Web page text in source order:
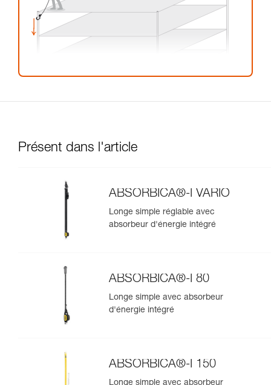
Présent dans l'article
ABSORBICA®-I VARIO
Longe simple réglable avec
absorbeur d'énergie intégré
ABSORBICA®-I 80
Longe simple avec absorbeur
d'énergie intégré
ABSORBICA®-I 150
Longe simple avec absorbeur